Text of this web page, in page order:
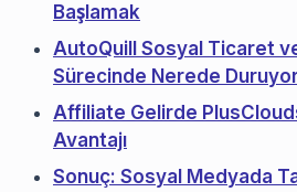
Başlamak
AutoQuill Sosyal Ticaret
Sürecinde Nerede
Affiliate Gelirde
Avantajı
Sonuç: Sosyal Medyada